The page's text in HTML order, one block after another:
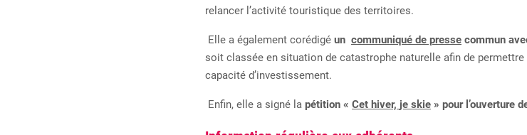
relancer l’activité touristique des territoires.
Elle a également corédigé un communiqué de presse commun
soit classée en situation de catastrophe naturelle afin de permettre
capacité d’investissement.
Enfin, elle a signé la pétition « Cet hiver, je skie » pour l’ouverture